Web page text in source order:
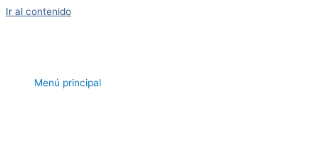
Ir al contenido
Menú principal